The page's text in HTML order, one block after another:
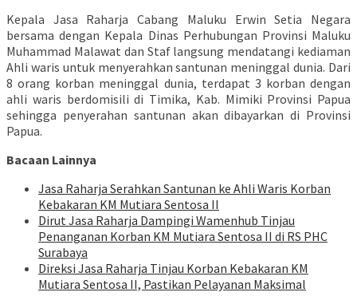
Kepala Jasa Raharja Cabang Maluku Erwin Setia Negara
bersama dengan Kepala Dinas Perhubungan Provinsi Maluku
Muhammad Malawat dan Staf langsung mendatangi kediaman
Ahli waris untuk menyerahkan santunan meninggal dunia. Dari
8 orang korban meninggal dunia, terdapat 3 korban dengan
ahli waris berdomisili di Timika, Kab. Mimiki Provinsi Papua
sehingga penyerahan santunan akan dibayarkan di Provinsi
Papua.
Bacaan Lainnya
Jasa Raharja Serahkan Santunan ke Ahli Waris Korban
Kebakaran KM Mutiara Sentosa II
Dirut Jasa Raharja Dampingi Wamenhub Tinjau
Penanganan Korban KM Mutiara Sentosa II di RS PHC
Surabaya
Direksi Jasa Raharja Tinjau Korban Kebakaran KM
Mutiara Sentosa II, Pastikan Pelayanan Maksimal